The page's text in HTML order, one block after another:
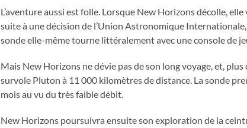
L’aventure aussi est folle. Lorsque New Horizons décolle,
suite à une décision de l’Union Astronomique
sonde elle-même tourne littéralement avec une console de
Mais New Horizons ne dévie pas de son long voyage, et,
survole Pluton à 11 000 kilomètres de distance. La sonde
mois au vu du très faible débit.
New Horizons poursuivra ensuite son exploration de la